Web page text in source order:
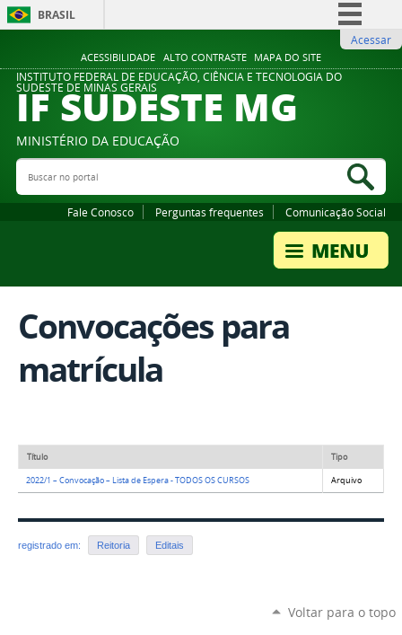
ACESSIBILIDADE ALTO CONTRASTE MAPA DO SITE
BRASIL
Comunica BR
Participe
Legislação
Acessar
INSTITUTO FEDERAL DE EDUCAÇÃO, CIÊNCIA E TECNOLOGIA DO
SUDESTE DE MINAS GERAIS
IF SUDESTE MG
MINISTÉRIO DA EDUCAÇÃO
Buscar no portal
Fale Conosco Perguntas frequentes Comunicação Social
Convocações para
matrícula
Título Tipo
2022/1 – Convocação – Lista de Espera - TODOS OS CURSOS Arquivo
registrado em: Reitoria Editais
Voltar para o topo